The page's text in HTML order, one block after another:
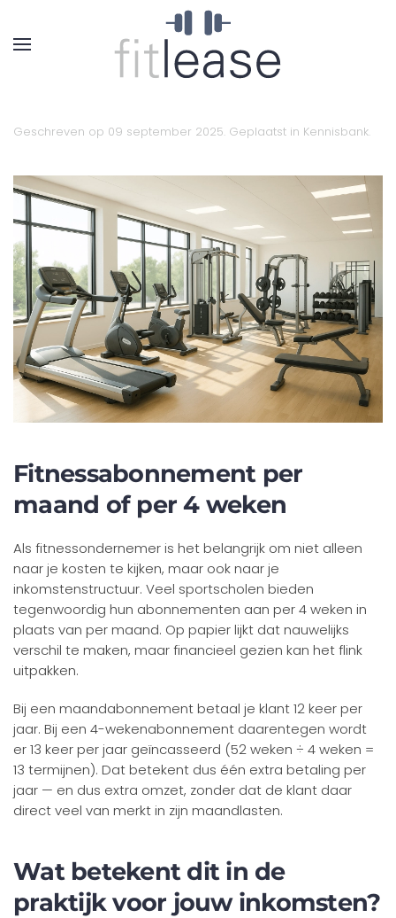
Geschreven op 09 september 2025. Geplaatst in Kennisbank.
Fitnessabonnement per
maand of per 4 weken
Als fitnessondernemer is het belangrijk om niet alleen
naar je kosten te kijken, maar ook naar je
inkomstenstructuur. Veel sportscholen bieden
tegenwoordig hun abonnementen aan per 4 weken in
plaats van per maand. Op papier lijkt dat nauwelijks
verschil te maken, maar financieel gezien kan het flink
uitpakken.
Bij een maandabonnement betaal je klant 12 keer per
jaar. Bij een 4-wekenabonnement daarentegen wordt
er 13 keer per jaar geïncasseerd (52 weken ÷ 4 weken =
13 termijnen). Dat betekent dus één extra betaling per
jaar — en dus extra omzet, zonder dat de klant daar
direct veel van merkt in zijn maandlasten.
Wat betekent dit in de
praktijk voor jouw inkomsten?